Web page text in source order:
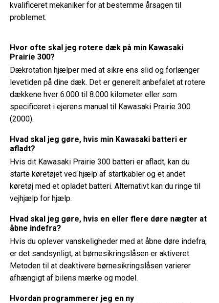
kvalificeret mekaniker for at bestemme årsagen til
problemet.
Hvor ofte skal jeg rotere dæk på min Kawasaki
Prairie 300?
Dækrotation hjælper med at sikre ens slid og forlænger
levetiden på dine dæk. Det er generelt anbefalet at rotere
dækkene hver 6.000 til 8.000 kilometer eller som
specificeret i ejerens manual til Kawasaki Prairie 300
(2000).
Hvad skal jeg gøre, hvis min Kawasaki batteri er
afladt?
Hvis dit Kawasaki Prairie 300 batteri er afladt, kan du
starte køretøjet ved hjælp af startkabler og et andet
køretøj med et opladet batteri. Alternativt kan du ringe til
vejhjælp for hjælp.
Hvad skal jeg gøre, hvis en eller flere døre nægter at
åbne indefra?
Hvis du oplever vanskeligheder med at åbne døre indefra,
er det sandsynligt, at børnesikringslåsen er aktiveret.
Metoden til at deaktivere børnesikringslåsen varierer
afhængigt af bilens mærke og model.
Hvordan programmerer jeg en ny